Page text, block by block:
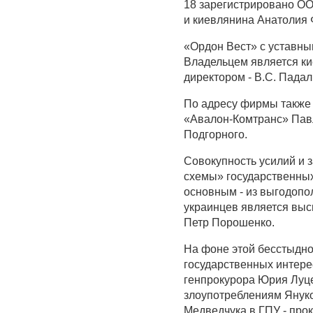
18 зарегистрировано
и киевлянина Анатолия
«Ордон Вест» с
Владельцем является
директором - В.С.
По адресу фирмы
«Авалон-Комтранс»
Подгорного.
Совокупность усилий и
схемы»
основным - из
украинцев является
Петр Порошенко.
На фоне этой
государственных
генпрокурора Юрия
злоупотреблениям
Медведчука в ГПУ -